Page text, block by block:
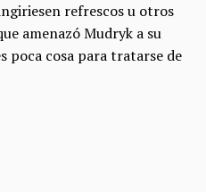
refrescos u otros
amenazó Mudryk a su
poca cosa para tratarse de